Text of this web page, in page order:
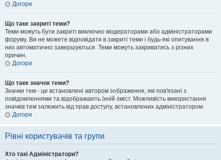
Догори
Що таке закриті теми?
Теми можуть бути закриті виключно модераторами або адміністраторами
форуму. Ви не можете відповідати в закриті теми і будь-які опитування в
них автоматично завершуються. Теми можуть закриватись з різних
причин.
Догори
Що таке значок теми?
Значки тем - це встановлені автором зображення, які пов'язані з
повідомленнями та відображають їхній зміст. Можливість використання
значків тем залежить від прав доступу, встановлених адміністратором.
Догори
Рівні користувачів та групи
Хто такі Адміністратори?